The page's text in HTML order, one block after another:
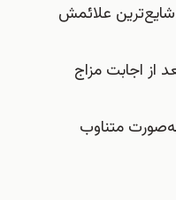
علائمش
مزاج
متناوب